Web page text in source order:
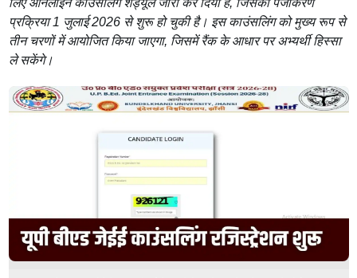
लिए ऑनलाइन काउंसलिंग शेड्यूल जारी कर दिया है, जिसकी पंजीकरण
प्रक्रिया 1 जुलाई 2026 से शुरू हो चुकी है। इस काउंसलिंग को मुख्य रूप से
तीन चरणों में आयोजित किया जाएगा, जिसमें रैंक के आधार पर अभ्यर्थी हिस्सा
ले सकेंगे।